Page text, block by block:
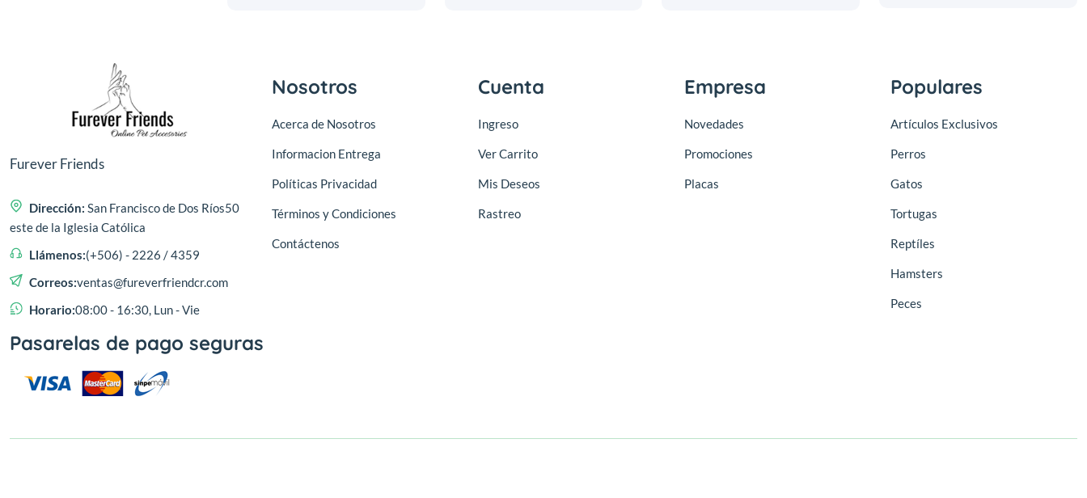
Furever Friends
Dirección: San Francisco de Dos Ríos50
este de la Iglesia Católica
Llámenos:(+506) - 2226 / 4359
Correos:ventas@fureverfriendcr.com
Horario:08:00 - 16:30, Lun - Vie
Nosotros
Acerca de Nosotros
Informacion Entrega
Políticas Privacidad
Términos y Condiciones
Contáctenos
Cuenta
Ingreso
Ver Carrito
Mis Deseos
Rastreo
Empresa
Novedades
Promociones
Placas
Populares
Artículos Exclusivos
Perros
Gatos
Tortugas
Reptíles
Hamsters
Peces
Pasarelas de pago seguras